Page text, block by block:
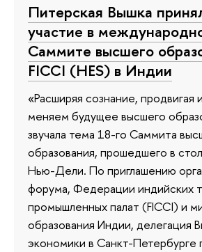
Питерская Вышка
участие в
Саммите высшего
FICCI (HES) в Индии
«Расширяя сознание, продвигая
меняем будущее высшего
звучала тема 18-го Саммита
образования, прошедшего в
Нью-Дели. По приглашению
форума, Федерации индийских
промышленных палат (FICCI) и
образования Индии, делегация
экономики в Санкт-Петербурге